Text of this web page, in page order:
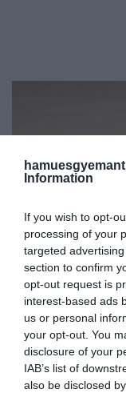
Information
If you wish to opt-
processing of your
targeted
section to confirm
opt-out request is
interest-based ads
us or personal
your opt-out. You
disclosure of your
IAB’s list of
also be disclosed
2023. JÚLIUS 8. ●